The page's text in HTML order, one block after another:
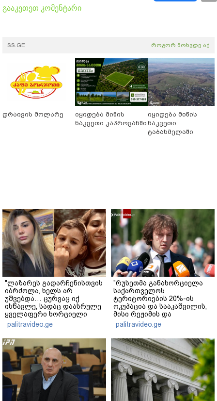
გააკეთეთ კომენტარი
SS.GE როგორ მოხვდე აქ
დრაივის მოლარე
იყიდება მიწის
ნაკვეთი კაპროვანში
იყიდება მიწის
ნაკვეთი
ტაბახმელაში
"ლაზარეს გადარჩენისთვის
იბრძოლა, ხელს არ
უშვებდა… ცურვაც იქ
ისწავლე, სადაც დაასრულე
ყველაფერი ხორციელი
ცხოვრებიდან" – რას წერს
ხობში დაღუპული დედა-
შვილის ახლობელი?
palitravideo.ge
"რუსეთმა განახორციელა
საქართველოს
ტერიტორიების 20%-ის
ოკუპაცია და სააკაშვილის,
მისი რეჟიმის და
"ნაცმოძრაობის" ღალატი
ვერანაირად ვერ
გადაფარავს ამ
დანაშაულს" - ირაკლი
კობახიძე
palitravideo.ge